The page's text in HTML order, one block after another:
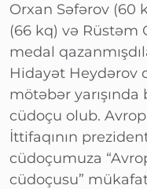
Orxan Səfərov (60
(66 kq) və Rüstəm
medal
Hidayət Heydərov
mötəbər
cüdoçu olub.
İttifaqının
cüdoçumuza
cüdoçusu”